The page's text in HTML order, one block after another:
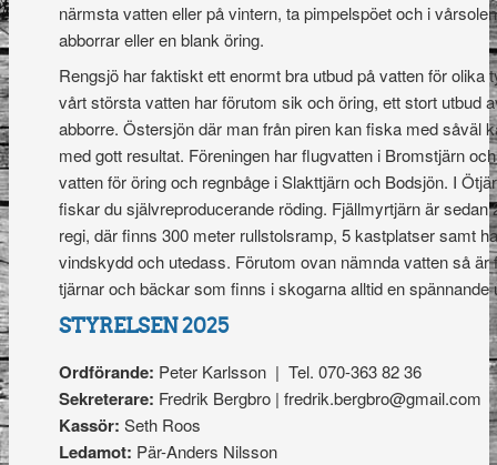
närmsta vatten eller på vintern, ta pimpelspöet och i
abborrar eller en blank öring.
Rengsjö har faktiskt ett enormt bra utbud på vatten för olika
vårt största vatten har förutom sik och öring, ett stort utbud
abborre. Östersjön där man från piren kan fiska med såväl
med gott resultat. Föreningen har flugvatten i Bromstjärn
vatten för öring och regnbåge i Slakttjärn och Bodsjön. I
fiskar du självreproducerande röding. Fjällmyrtjärn är sedan
regi, där finns 300 meter rullstolsramp, 5 kastplatser samt
vindskydd och utedass. Förutom ovan nämnda vatten så är
tjärnar och bäckar som finns i skogarna alltid en spännande
STYRELSEN 2025
Ordförande: Peter Karlsson | Tel. 070-363 82 36
Sekreterare: Fredrik Bergbro | fredrik.bergbro@gmail.com
Kassör: Seth Roos
Ledamot: Pär-Anders Nilsson